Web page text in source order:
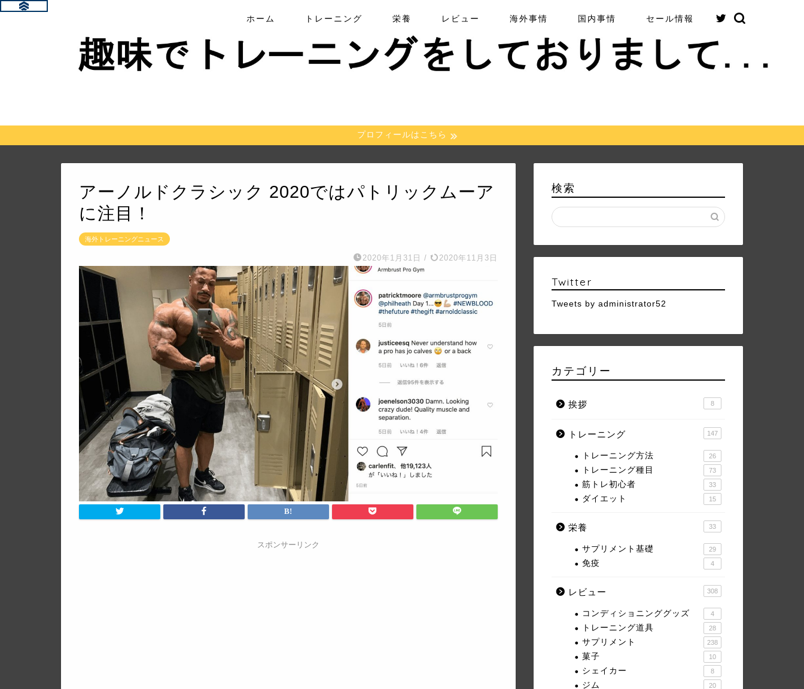
ホーム トレーニング 栄養 レビュー 海外事情 国内事情 セール情報
プロフィールはこちら
アーノルドクラシック 2020ではパトリックムーア
に注目！
海外トレーニングニュース
2020年1月31日 / 2020年11月3日
スポンサーリンク
検索
Twitter
Tweets by administrator52
カテゴリー
挨拶 8
トレーニング 147
トレーニング方法 26
トレーニング種目 73
筋トレ初心者 33
ダイエット 15
栄養 33
サプリメント基礎 29
免疫 4
レビュー 308
コンディショニンググッズ 4
トレーニング道具 28
サプリメント 238
菓子 10
シェイカー 8
ジム 20